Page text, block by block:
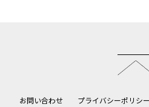
お問い合わせ プライバシーポリシー